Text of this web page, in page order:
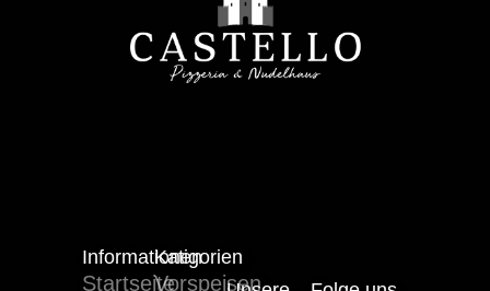
Informationen
Startseite
Katigorien
Vorspeisen